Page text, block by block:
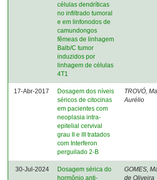
células dendríticas
no infiltrado tumoral
e em linfonodos de
camundongos
fêmeas de linhagem
Balb/C tumor
induzidos por
linhagem de células
4T1
17-Abr-2017
Dosagem dos níveis
séricos de citocinas
em pacientes com
neoplasia intra-
epitelial cervival
grau II e III tratados
com Interferon
perguilado 2-B
TROVÓ,
Aurélio
30-Jul-2024
Dosagem sérica do
hormônio anti-
GOMES,
de Oliveira